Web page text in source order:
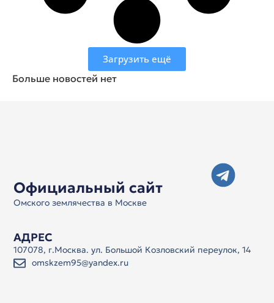
Загрузить ещё
Больше новостей нет
Официальный сайт
Омского землячества в Москве
АДРЕС
107078, г.Москва. ул. Большой Козловский переулок, 14
omskzem95@yandex.ru